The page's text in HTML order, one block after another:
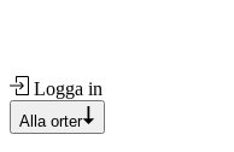
Logga in
Alla orter